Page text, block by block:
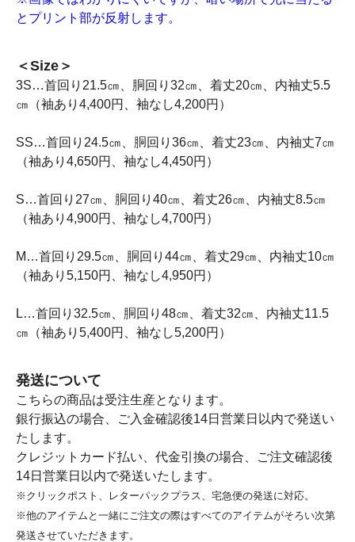
とプリント部が反射します。
＜Size＞
3S…首回り21.5㎝、胴回り32㎝、着丈20㎝、内袖丈5.5
㎝（袖あり4,400円、袖なし4,200円）
SS…首回り24.5㎝、胴回り36㎝、着丈23㎝、内袖丈7㎝
（袖あり4,650円、袖なし4,450円）
S…首回り27㎝、胴回り40㎝、着丈26㎝、内袖丈8.5㎝
（袖あり4,900円、袖なし4,700円）
M…首回り29.5㎝、胴回り44㎝、着丈29㎝、内袖丈10㎝
（袖あり5,150円、袖なし4,950円）
L…首回り32.5㎝、胴回り48㎝、着丈32㎝、内袖丈11.5
㎝（袖あり5,400円、袖なし5,200円）
発送について
こちらの商品は受注生産となります。
銀行振込の場合、ご入金確認後14日営業日以内で発送い
たします。
クレジットカード払い、代金引換の場合、ご注文確認後
14日営業日以内で発送いたします。
※クリックポスト、レターパックプラス、宅急便の発送に対応。
※他のアイテムと一緒にご注文の際はすべてのアイテムがそろい次第
発送させていただきます。